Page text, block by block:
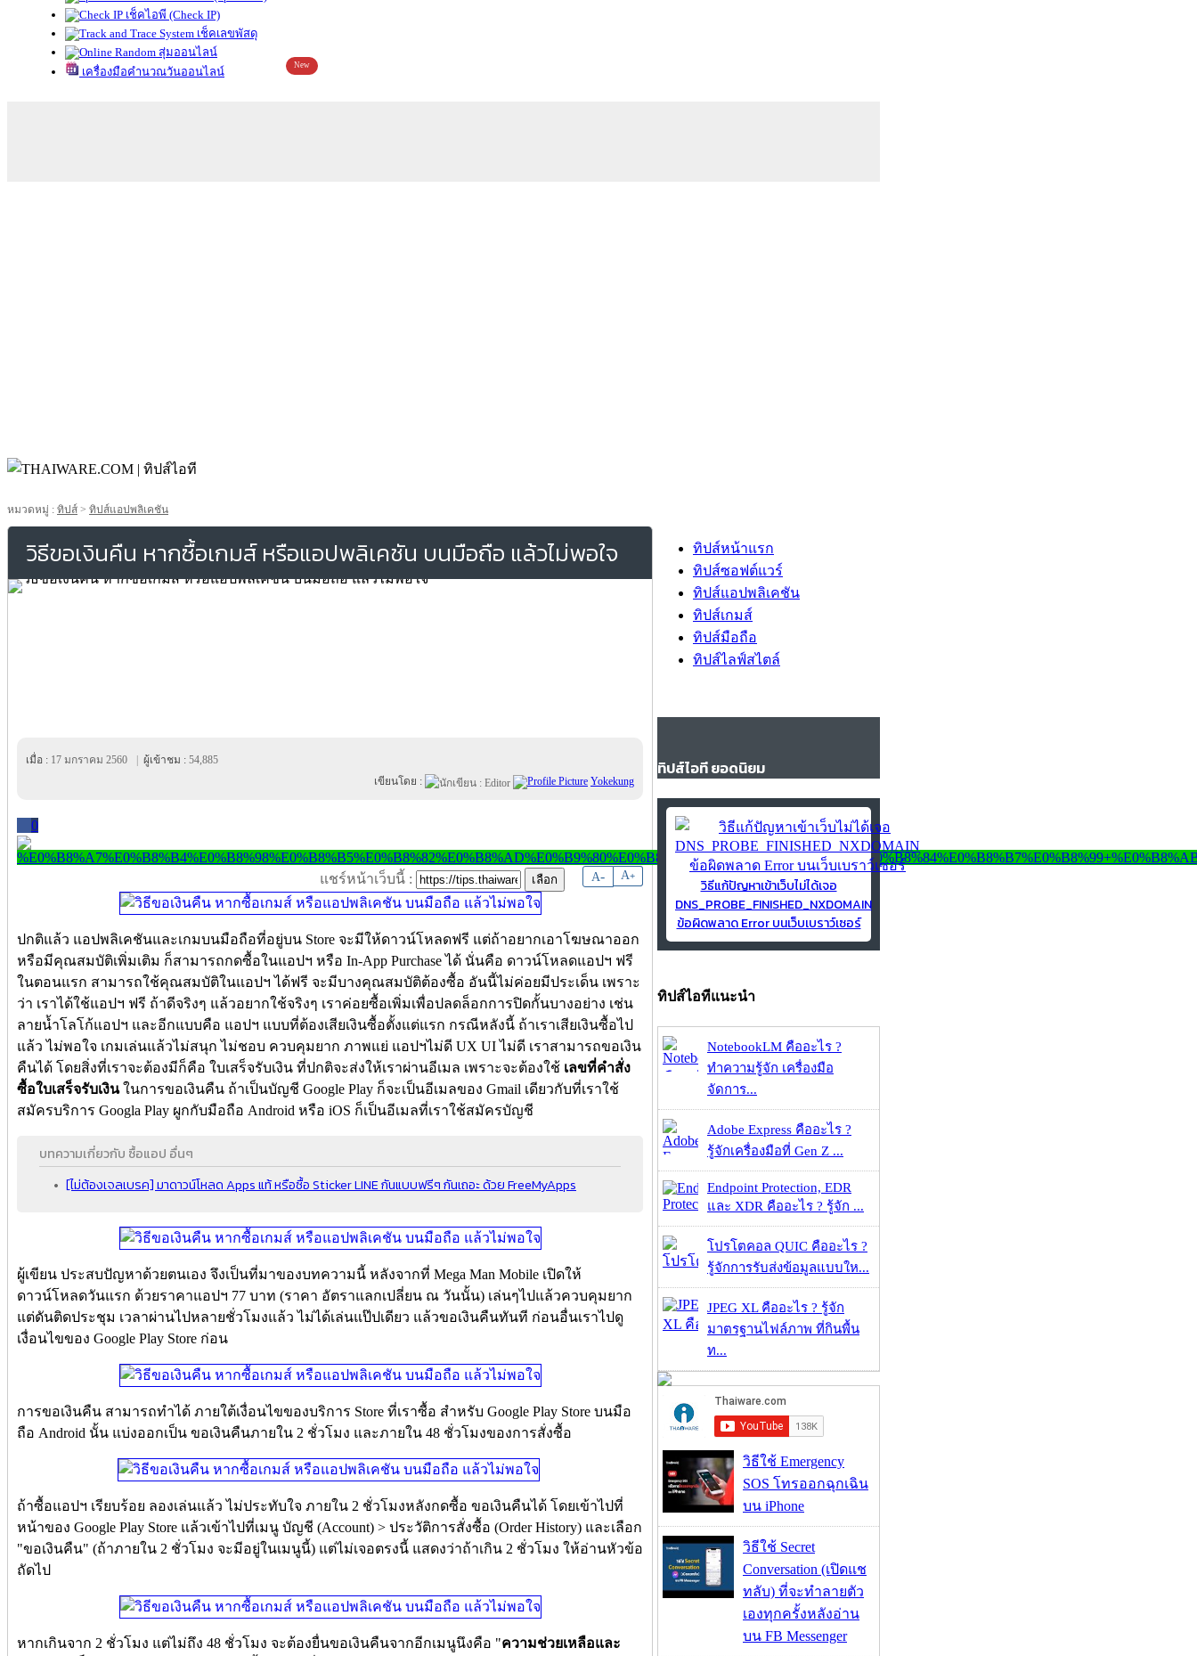
เช็คไอพี (Check IP)
เช็คเลขพัสดุ
สุ่มออนไลน์
เครื่องมือคำนวณวันออนไลน์
New
หมวดหมู่ : ทิปส์ > ทิปส์แอปพลิเคชัน
วิธีขอเงินคืน หากซื้อเกมส์ หรือแอปพลิเคชัน บนมือถือ แล้วไม่พอใจ
เมื่อ : 17 มกราคม 2560 ผู้เข้าชม : 54,885
เขียนโดย :
Yokekung
0
A- A+
แชร์หน้าเว็บนี้ :
ปกติแล้ว แอปพลิเคชันและเกมบนมือถือที่อยู่บน Store จะมีให้ดาวน์โหลดฟรี แต่ถ้าอยากเอาโฆษณาออก
หรือมีคุณสมบัติเพิ่มเติม ก็สามารถกดซื้อในแอปฯ หรือ In-App Purchase ได้ นั่นคือ ดาวน์โหลดแอปฯ ฟรี
ในตอนแรก สามารถใช้คุณสมบัติในแอปฯ ได้ฟรี จะมีบางคุณสมบัติต้องซื้อ อันนี้ไม่ค่อยมีประเด็น เพราะ
ว่า เราได้ใช้แอปฯ ฟรี ถ้าดีจริงๆ แล้วอยากใช้จริงๆ เราค่อยซื้อเพิ่มเพื่อปลดล็อกการปิดกั้นบางอย่าง เช่น
ลายน้ำโลโก้แอปฯ และอีกแบบคือ แอปฯ แบบที่ต้องเสียเงินซื้อตั้งแต่แรก กรณีหลังนี้ ถ้าเราเสียเงินซื้อไป
แล้ว ไม่พอใจ เกมเล่นแล้วไม่สนุก ไม่ชอบ ควบคุมยาก ภาพแย่ แอปฯ​ไม่ดี UX UI ไม่ดี เราสามารถขอเงิน
คืนได้ โดยสิ่งที่เราจะต้องมีก็คือ ใบเสร็จรับเงิน ที่ปกติจะส่งให้เราผ่านอีเมล เพราะจะต้องใช้ เลขที่คำสั่ง
ซื้อใบเสร็จรับเงินในการขอเงินคืน ถ้าเป็นบัญชี Google Play ก็จะเป็นอีเมลของ Gmail เดียวกับที่เราใช้
สมัครบริการ Googla Play ผูกกับมือถือ Android หรือ iOS ก็เป็นอีเมลที่เราใช้สมัครบัญชี
บทความเกี่ยวกับ ซื้อแอป อื่นๆ
[ไม่ต้องเจลเบรค] มาดาวน์โหลด Apps แท้ หรือซื้อ Sticker LINE กันแบบฟรีๆ กันเถอะ ด้วย FreeMyApps
ผู้เขียน ประสบปัญหาด้วยตนเอง จึงเป็นที่มาของบทความนี้ หลังจากที่ Mega Man Mobile เปิดให้
ดาวน์โหลดวันแรก ด้วยราคาแอปฯ 77 บาท (ราคา อัตราแลกเปลี่ยน ณ วันนั้น) เล่นๆไปแล้วควบคุมยาก
แต่ดันติดประชุม เวลาผ่านไปหลายชั่วโมงแล้ว ไม่ได้เล่นแป๊ปเดียว แล้วขอเงินคืนทันที ก่อนอื่นเราไปดู
เงื่อนไขของ Google Play Store ก่อน
การขอเงินคืน สามารถทำได้ ภายใต้เงื่อนไขของบริการ Store ที่เราซื้อ สำหรับ Google Play Store บนมือ
ถือ Android นั้น แบ่งออกเป็น ขอเงินคืนภายใน 2 ชั่วโมง และภายใน 48 ชั่วโมงของการสั่งซื้อ
ถ้าซื้อแอปฯ เรียบร้อย ลองเล่นแล้ว ไม่ประทับใจ ภายใน 2 ชั่วโมงหลังกดซื้อ ขอเงินคืนได้ โดยเข้าไปที่
หน้าของ Google Play Store แล้วเข้าไปที่เมนู บัญชี (Account) > ประวัติการสั่งซื้อ (Order History) และเลือก
"ขอเงินคืน" (ถ้าภายใน 2 ชั่วโมง จะมีอยู่ในเมนูนี้) แต่ไม่เจอตรงนี้ แสดงว่าถ้าเกิน 2 ชั่วโมง ให้อ่านหัวข้อ
ถัดไป
หากเกินจาก 2 ชั่วโมง แต่ไม่ถึง 48 ชั่วโมง จะต้องยื่นขอเงินคืนจากอีกเมนูนึงคือ "ความช่วยเหลือและ
ทิปส์หน้าแรก
ทิปส์ซอฟต์แวร์
ทิปส์แอปพลิเคชัน
ทิปส์เกมส์
ทิปส์มือถือ
ทิปส์ไลฟ์สไตล์
ทิปส์ไอที ยอดนิยม
วิธีแก้ปัญหาเข้าเว็บไม่ได้เจอ
DNS_PROBE_FINISHED_NXDOMAIN
ข้อผิดพลาด Error บนเว็บเบราว์เซอร์
ทิปส์ไอทีแนะนำ
NotebookLM คืออะไร ?
ทำความรู้จัก เครื่องมือ
จัดการ...
Adobe Express คืออะไร ?
รู้จักเครื่องมือที่ Gen Z ...
Endpoint Protection, EDR
และ XDR คืออะไร ? รู้จัก ...
โปรโตคอล QUIC คืออะไร ?
รู้จักการรับส่งข้อมูลแบบให...
JPEG XL คืออะไร ? รู้จัก
มาตรฐานไฟล์ภาพ ที่กินพื้น
ท...
วิธีใช้ Emergency
SOS โทรออกฉุกเฉิน
บน iPhone
วิธีใช้ Secret
Conversation (เปิดแช
ทลับ) ที่จะทำลายตัว
เองทุกครั้งหลังอ่าน
บน FB Messenger